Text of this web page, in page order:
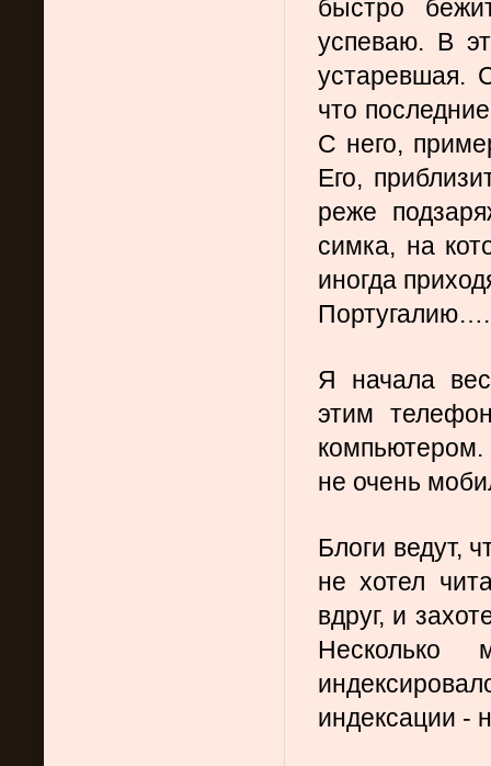
быстро
успеваю. В
устаревшая.
что
С него,
Его,
реже
симка, на
иногда
Португалию….
Я начала
этим
не очень
Блоги ведут,
не хотел
вдруг, и
индексации -